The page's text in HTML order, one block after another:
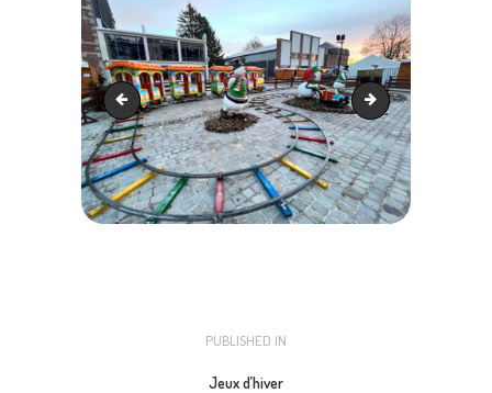
Patinoire Caroussel Chaise
NAVIGATION
PUBLISHED IN
Jeux d’hiver